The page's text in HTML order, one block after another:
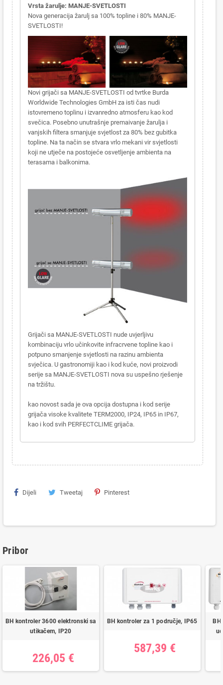
Vrsta žarulje: MANJE-SVETLOSTI
Nova generacija žarulj sa 100% topline i 80% MANJE-
SVETLOSTI!
Novi grijači sa MANJE-SVETLOSTI od tvrtke Burda
Worldwide Technologies GmbH za isti čas nudi
istovremeno toplinu i izvanredno atmosferu kao kod
svečica. Posebno unutrašnje premaivanje žarulja i
vanjskih filtera smanjuje svjetlost za 80% bez gubitka
topline. Na ta način se stvara vrlo mekani vir svjetlosti
koji ne utječe na postojeće osvetljenje ambienta na
terasama i balkonima.
Grijači sa MANJE-SVETLOSTI nude uvjerljivu
kombinaciju vrlo učinkovite infracrvene topline kao i
potpuno smanjenje svjetlosti na razinu ambienta
svječica. U gastronomiji kao i kod kuće, novi proizvodi
serije sa MANJE-SVETLOSTI nova su uspešno rješenje
na tržištu.
kao novost sada je ova opcija dostupna i kod serije
grijača visoke kvalitete TERM2000, IP24, IP65 in IP67,
kao i kod svih PERFECTCLIME grijača.
Dijeli Tweetaj Pinterest
Pribor
BH kontroler 3600 elektronski sa
utikačem, IP20
226,05 €
BH kontroler za 1 područje, IP65
587,39 €
BH